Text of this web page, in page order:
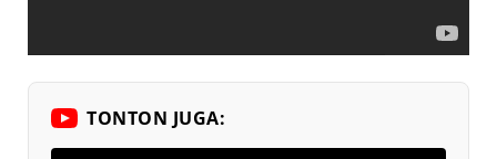
TONTON JUGA: